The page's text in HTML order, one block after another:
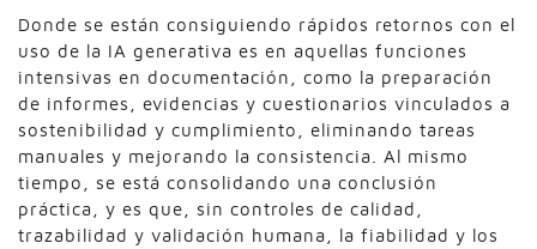
Donde se están consiguiendo rápidos retornos con el
uso de la IA generativa es en aquellas funciones
intensivas en documentación, como la preparación
de informes, evidencias y cuestionarios vinculados a
sostenibilidad y cumplimiento, eliminando tareas
manuales y mejorando la consistencia. Al mismo
tiempo, se está consolidando una conclusión
práctica, y es que, sin controles de calidad,
trazabilidad y validación humana, la fiabilidad y los